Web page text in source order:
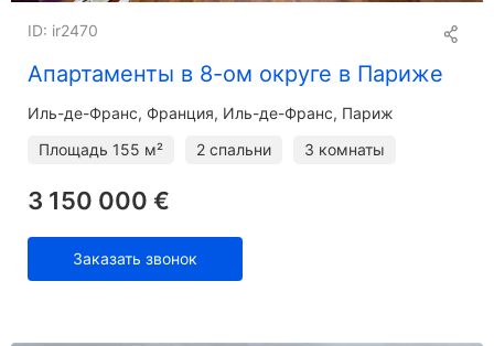
Апартаменты в 8-ом округе в Париже
ID: ir2470
Иль-де-Франс Франция, Иль-де-Франс, Париж
Площадь 155 м² 2 спальни 3 комнаты
3 150 000 €
Заказать звонок